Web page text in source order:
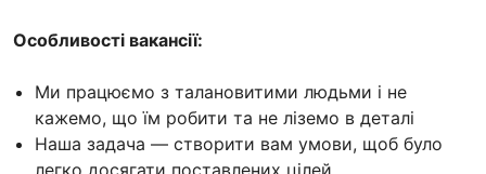
Особливості вакансії:
Ми працюємо з талановитими людьми і не
кажемо, що їм робити та не ліземо в деталі
Наша задача — створити вам умови, щоб було
легко досягати поставлених цілей